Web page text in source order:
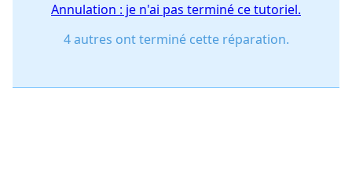
Annulation : je n'ai pas terminé ce tutoriel.
4 autres ont terminé cette réparation.